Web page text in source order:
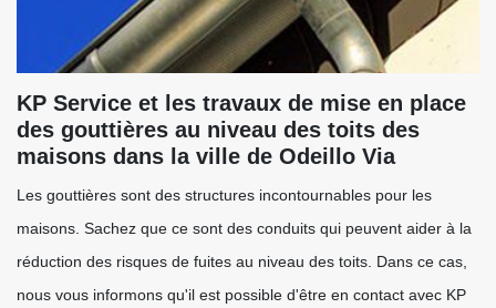
KP Service et les travaux de mise en place
des gouttières au niveau des toits des
maisons dans la ville de Odeillo Via
Les gouttières sont des structures incontournables pour les
maisons. Sachez que ce sont des conduits qui peuvent aider à la
réduction des risques de fuites au niveau des toits. Dans ce cas,
nous vous informons qu'il est possible d'être en contact avec KP